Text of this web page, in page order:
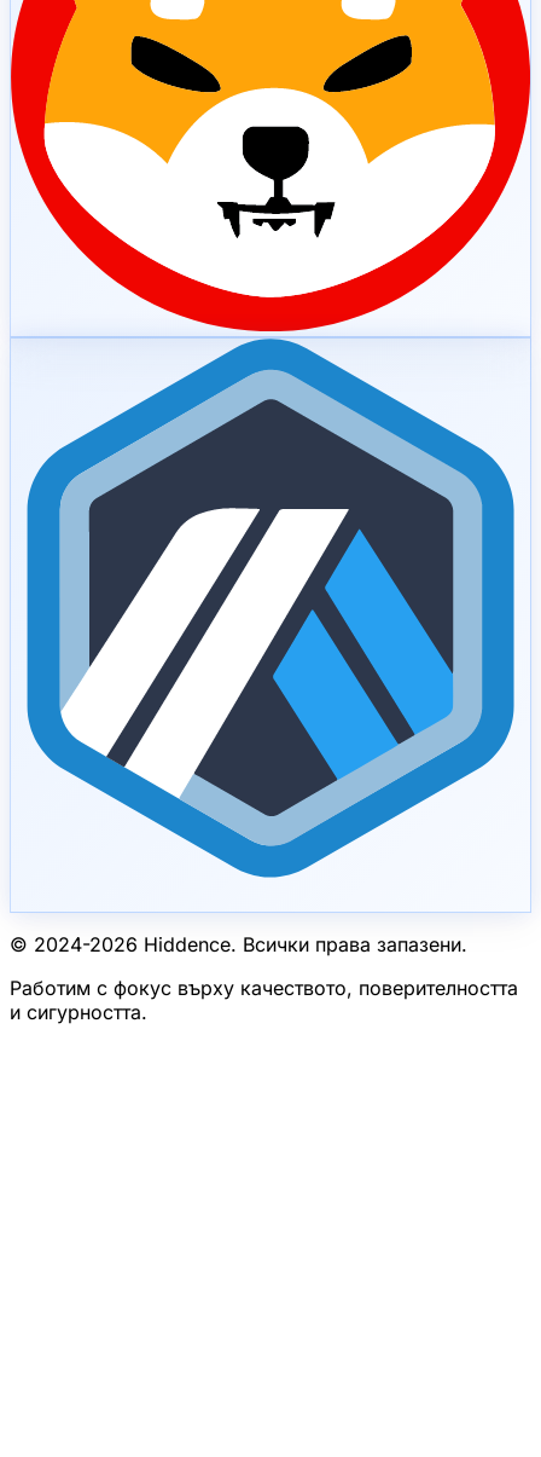
© 2024-2026 Hiddence. Всички права запазени.
Работим с фокус върху качеството, поверителността
и сигурността.